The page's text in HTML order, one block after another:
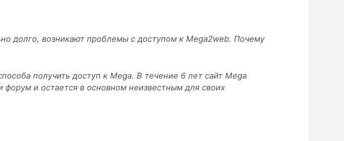
долго, возникают проблемы с доступом к Mega2web. Почему
получить доступ к Mega. В течение 6 лет сайт Mega
и остается в основном неизвестным для своих